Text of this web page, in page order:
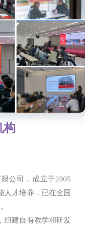
构
公司，成立于2005
人才培养，已在全国
组建自有教学和研发